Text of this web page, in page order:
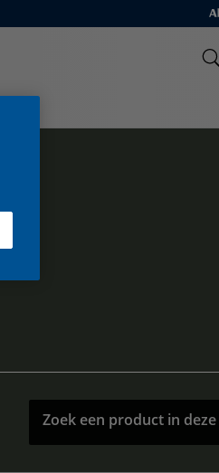
Zoek een product in